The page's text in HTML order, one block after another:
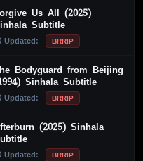
Us All (2025)
Subtitle
Updated: BRRIP
Bodyguard from Beijing
Sinhala Subtitle
Updated: BRRIP
(2025) Sinhala
Updated: BRRIP